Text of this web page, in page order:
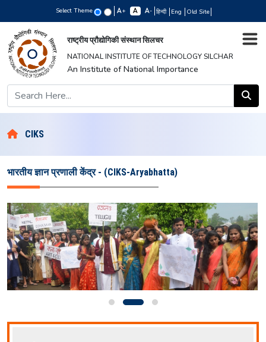
Select Theme + - हिन्दी Eng Old Site
राष्ट्रीय प्रौद्योगिकी संस्थान सिलचर
NATIONAL INSTITUTE OF TECHNOLOGY SILCHAR
An Institute of National Importance
CIKS
भारतीय ज्ञान प्रणाली केंद्र - (CIKS-Aryabhatta)